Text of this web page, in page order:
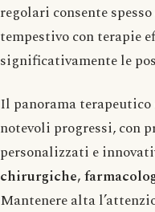
regolari consente
tempestivo con terapie
significativamente le
Il panorama
notevoli progressi, con
personalizzati e
chirurgiche,
Mantenere alta